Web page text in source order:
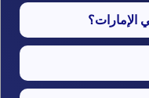
الإمارات؟